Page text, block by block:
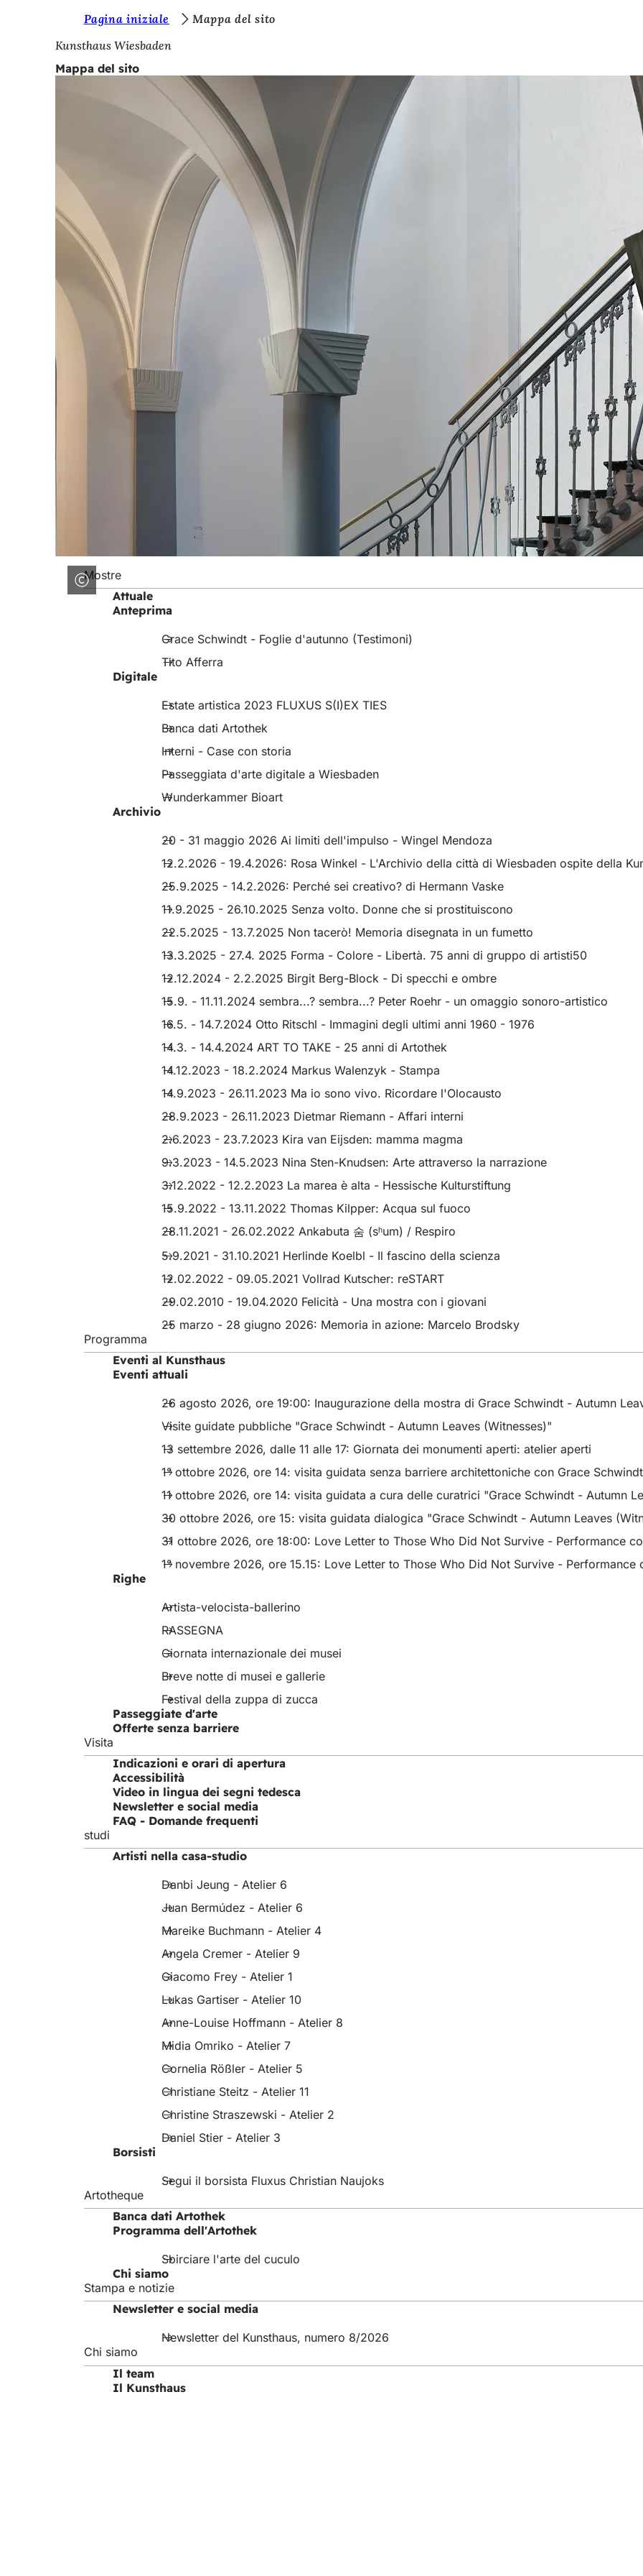
Vai al contenuto
i
e
Pagina iniziale
Mappa del sito
Kunsthaus Wiesbaden
Mappa del sito
Mostre
Attuale
Anteprima
Grace Schwindt - Foglie d'autunno (Testimoni)
Tito Afferra
Digitale
Estate artistica 2023 FLUXUS S(I)EX TIES
Banca dati Artothek
in
una
nuova
scheda)
Interni - Case con storia
Passeggiata d'arte digitale a Wiesbaden
Wunderkammer Bioart
Archivio
20 - 31 maggio 2026 Ai limiti dell'impulso - Wingel Mendoza
12.2.2026 - 19.4.2026: Rosa Winkel - L'Archivio della città di Wiesbaden ospite della
25.9.2025 - 14.2.2026: Perché sei creativo? di Hermann Vaske
11.9.2025 - 26.10.2025 Senza volto. Donne che si prostituiscono
22.5.2025 - 13.7.2025 Non tacerò! Memoria disegnata in un fumetto
13.3.2025 - 27.4. 2025 Forma - Colore - Libertà. 75 anni di gruppo di artisti50
12.12.2024 - 2.2.2025 Birgit Berg-Block - Di specchi e ombre
15.9. - 11.11.2024 sembra...? sembra...? Peter Roehr - un omaggio sonoro-artistico
16.5. - 14.7.2024 Otto Ritschl - Immagini degli ultimi anni 1960 - 1976
14.3. - 14.4.2024 ART TO TAKE - 25 anni di Artothek
14.12.2023 - 18.2.2024 Markus Walenzyk - Stampa
14.9.2023 - 26.11.2023 Ma io sono vivo. Ricordare l'Olocausto
28.9.2023 - 26.11.2023 Dietmar Riemann - Affari interni
2.6.2023 - 23.7.2023 Kira van Eijsden: mamma magma
9.3.2023 - 14.5.2023 Nina Sten-Knudsen: Arte attraverso la narrazione
3.12.2022 - 12.2.2023 La marea è alta - Hessische Kulturstiftung
15.9.2022 - 13.11.2022 Thomas Kilpper: Acqua sul fuoco
28.11.2021 - 26.02.2022 Ankabuta 숨 (sʰum) / Respiro
5.9.2021 - 31.10.2021 Herlinde Koelbl - Il fascino della scienza
12.02.2022 - 09.05.2021 Vollrad Kutscher: reSTART
29.02.2010 - 19.04.2020 Felicità - Una mostra con i giovani
25 marzo - 28 giugno 2026: Memoria in azione: Marcelo Brodsky
Programma
Eventi al Kunsthaus
Eventi attuali
26 agosto 2026, ore 19:00: Inaugurazione della mostra di Grace Schwindt - Autumn
Visite guidate pubbliche "Grace Schwindt - Autumn Leaves (Witnesses)"
13 settembre 2026, dalle 11 alle 17: Giornata dei monumenti aperti: atelier aperti
1° ottobre 2026, ore 14: visita guidata senza barriere architettoniche con Grace
11 ottobre 2026, ore 14: visita guidata a cura delle curatrici "Grace Schwindt - Autumn
30 ottobre 2026, ore 15: visita guidata dialogica "Grace Schwindt - Autumn Leaves
31 ottobre 2026, ore 18:00: Love Letter to Those Who Did Not Survive - Performance
1° novembre 2026, ore 15.15: Love Letter to Those Who Did Not Survive - Performance
Righe
Artista-velocista-ballerino
RASSEGNA
Giornata internazionale dei musei
Breve notte di musei e gallerie
Festival della zuppa di zucca
Passeggiate d'arte
Offerte senza barriere
Visita
Indicazioni e orari di apertura
Accessibilità
Video in lingua dei segni tedesca
Newsletter e social media
FAQ - Domande frequenti
studi
Artisti nella casa-studio
Danbi Jeung - Atelier 6
Juan Bermúdez - Atelier 6
Mareike Buchmann - Atelier 4
Angela Cremer - Atelier 9
Giacomo Frey - Atelier 1
Lukas Gartiser - Atelier 10
Anne-Louise Hoffmann - Atelier 8
Midia Omriko - Atelier 7
Cornelia Rößler - Atelier 5
Christiane Steitz - Atelier 11
Christine Straszewski - Atelier 2
Daniel Stier - Atelier 3
Borsisti
Segui il borsista Fluxus Christian Naujoks
Artotheque
Banca dati Artothek(Si
apre
una
Programma dell'Artothek
Sbirciare l'arte del cuculo
Chi siamo
Stampa e notizie
Newsletter e social media
Newsletter del Kunsthaus, numero 8/2026
Chi siamo
Il team
Il Kunsthaus